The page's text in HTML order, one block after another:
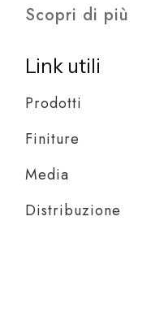
Scopri di più
Link utili
Prodotti
Finiture
Media
Distribuzione